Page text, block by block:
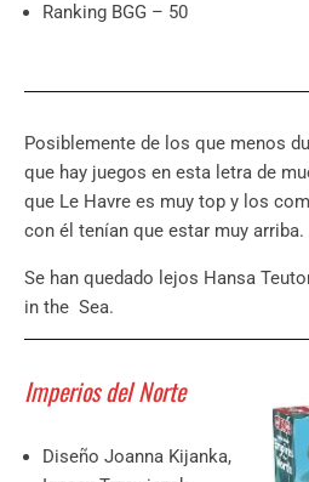
Ranking BGG – 50
Posiblemente de los que menos
que hay juegos en esta letra de
que Le Havre es muy top y los
con él tenían que estar muy arriba.
Se han quedado lejos Hansa
in the Sea.
Imperios del Norte
Diseño Joanna Kijanka,